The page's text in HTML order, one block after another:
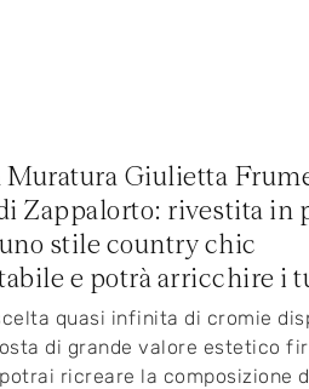
Muratura Giulietta
Zappalorto: rivestita in
stile country chic
e potrà arricchire i
quasi infinita di cromie
di grande valore estetico
ricreare la composizione